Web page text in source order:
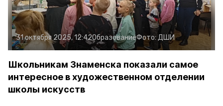
31 октября 2025, 12:42ОбразованиеФото:ДШИ
Школьникам Знаменска показали самое
интересное в художественном отделении
школы искусств